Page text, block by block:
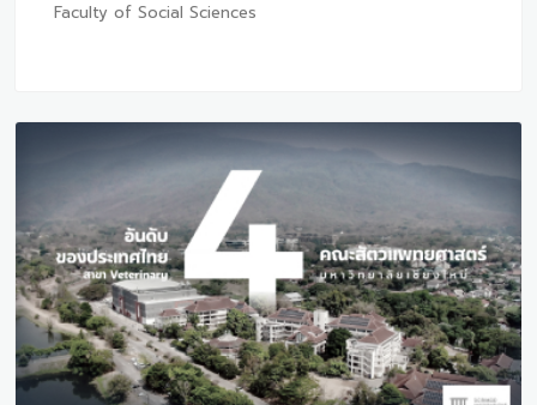
Faculty of Social Sciences